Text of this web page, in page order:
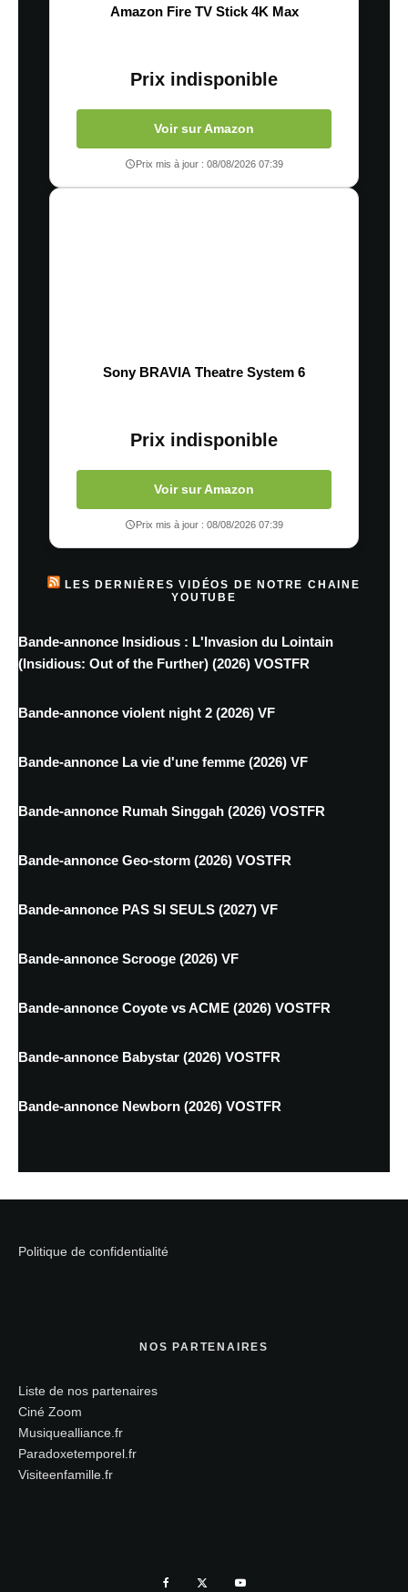
Amazon Fire TV Stick 4K Max
Prix indisponible
Voir sur Amazon
Prix mis à jour : 08/08/2026 07:39
Sony BRAVIA Theatre System 6
Prix indisponible
Voir sur Amazon
Prix mis à jour : 08/08/2026 07:39
LES DERNIÈRES VIDÉOS DE NOTRE CHAINE
YOUTUBE
Bande-annonce Insidious : L'Invasion du Lointain
(Insidious: Out of the Further) (2026) VOSTFR
Bande-annonce violent night 2 (2026) VF
Bande-annonce La vie d'une femme (2026) VF
Bande-annonce Rumah Singgah (2026) VOSTFR
Bande-annonce Geo-storm (2026) VOSTFR
Bande-annonce PAS SI SEULS (2027) VF
Bande-annonce Scrooge (2026) VF
Bande-annonce Coyote vs ACME (2026) VOSTFR
Bande-annonce Babystar (2026) VOSTFR
Bande-annonce Newborn (2026) VOSTFR
Politique de confidentialité
NOS PARTENAIRES
Liste de nos partenaires
Ciné Zoom
Musiquealliance.fr
Paradoxetemporel.fr
Visiteenfamille.fr